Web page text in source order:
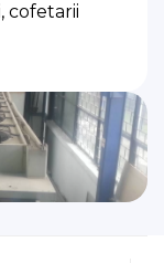
cofetarii